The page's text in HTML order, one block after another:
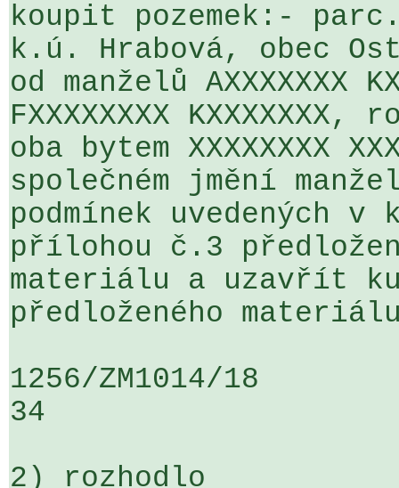
koupit pozemek:-
k.ú. Hrabová, obec
od manželů AXXXXXXX
FXXXXXXXX
oba bytem XXXXXXXX
společném jmění
podmínek uvedených
přílohou č.3
materiálu a uzavřít
předloženého
1256/ZM1014/18
34
2) rozhodlo